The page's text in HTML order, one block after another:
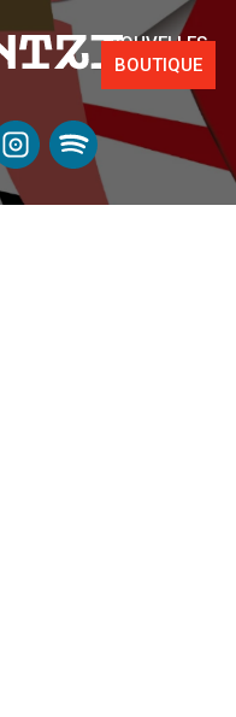
NOUVELLES
BOUTIQUE